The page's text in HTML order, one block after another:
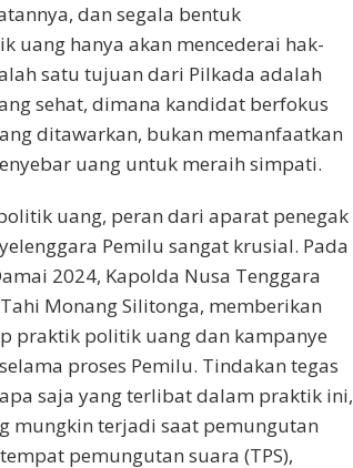
dan segala bentuk
uang hanya akan mencederai hak-
satu tujuan dari Pilkada adalah
sehat, dimana kandidat berfokus
ditawarkan, bukan memanfaatkan
uang untuk meraih simpati.
uang, peran dari aparat penegak
Pemilu sangat krusial. Pada
2024, Kapolda Nusa Tenggara
Monang Silitonga, memberikan
praktik politik uang dan kampanye
proses Pemilu. Tindakan tegas
saja yang terlibat dalam praktik ini,
mungkin terjadi saat pemungutan
pemungutan suara (TPS),